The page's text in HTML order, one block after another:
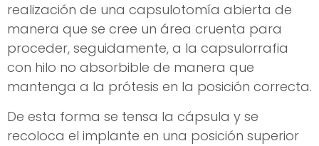
realización de una capsulotomía abierta de
manera que se cree un área cruenta para
proceder, seguidamente, a la capsulorrafia
con hilo no absorbible de manera que
mantenga a la prótesis en la posición correcta.
De esta forma se tensa la cápsula y se
recoloca el implante en una posición superior